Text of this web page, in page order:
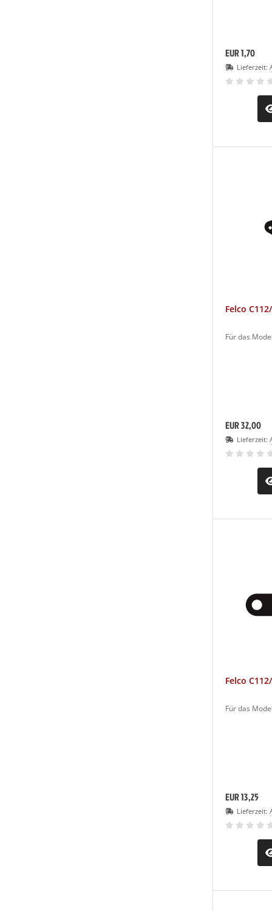
EUR 1,70
Lieferzeit:
Felco
Für das
EUR 32,00
Lieferzeit:
Felco
Für das
EUR 13,25
Lieferzeit: